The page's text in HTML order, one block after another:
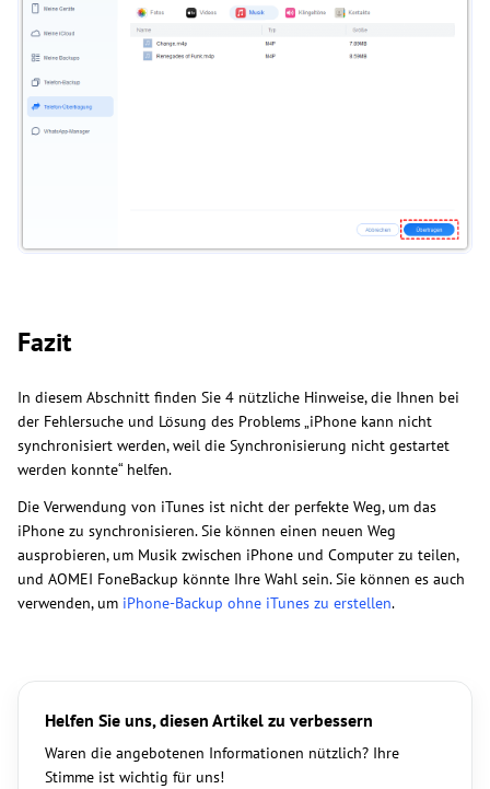
Fazit
In diesem Abschnitt finden Sie 4 nützliche Hinweise, die Ihnen bei
der Fehlersuche und Lösung des Problems „iPhone kann nicht
synchronisiert werden, weil die Synchronisierung nicht gestartet
werden konnte“ helfen.
Die Verwendung von iTunes ist nicht der perfekte Weg, um das
iPhone zu synchronisieren. Sie können einen neuen Weg
ausprobieren, um Musik zwischen iPhone und Computer zu teilen,
und AOMEI FoneBackup könnte Ihre Wahl sein. Sie können es auch
verwenden, um iPhone-Backup ohne iTunes zu erstellen.
Helfen Sie uns, diesen Artikel zu verbessern
Waren die angebotenen Informationen nützlich? Ihre
Stimme ist wichtig für uns!